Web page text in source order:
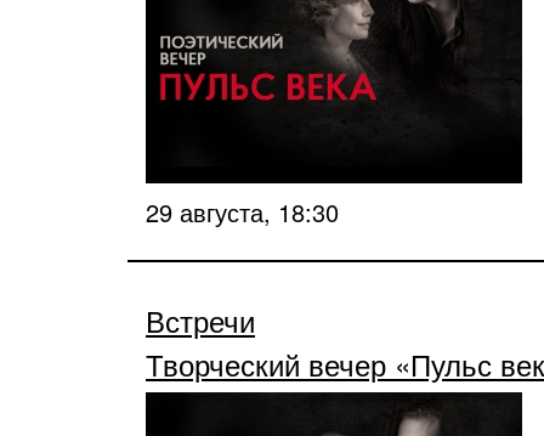
29 августа, 18:30
Встречи
Творческий вечер «Пульс